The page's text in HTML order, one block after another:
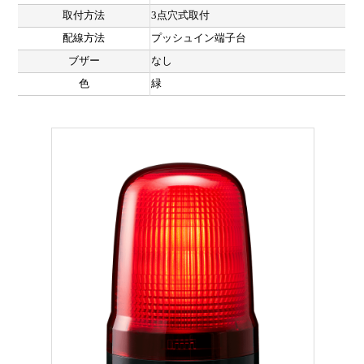
取付方法
3点穴式取付
配線方法
プッシュイン端子台
ブザー
なし
色
緑